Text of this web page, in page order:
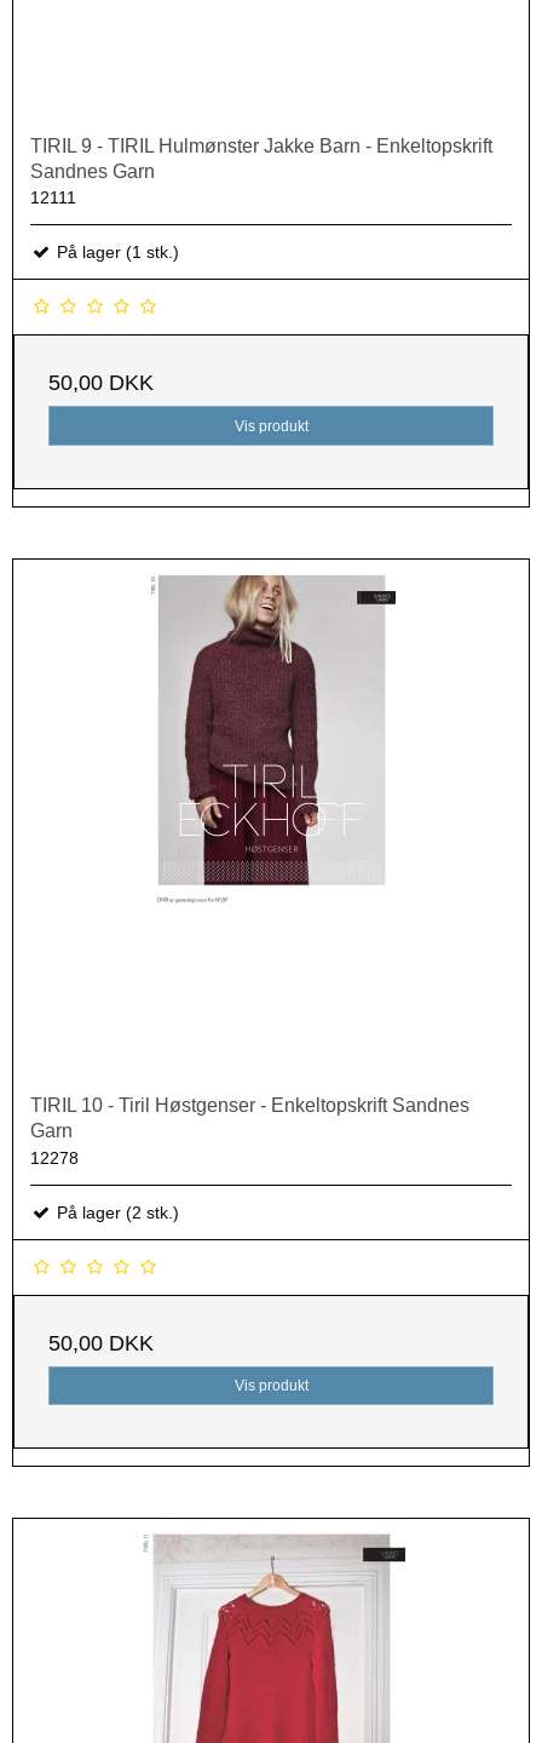
TIRIL 9 - TIRIL Hulmønster Jakke Barn - Enkeltopskrift
Sandnes Garn
12111
På lager (1 stk.)
50,00 DKK
Vis produkt
TIRIL 10 - Tiril Høstgenser - Enkeltopskrift Sandnes
Garn
12278
På lager (2 stk.)
50,00 DKK
Vis produkt